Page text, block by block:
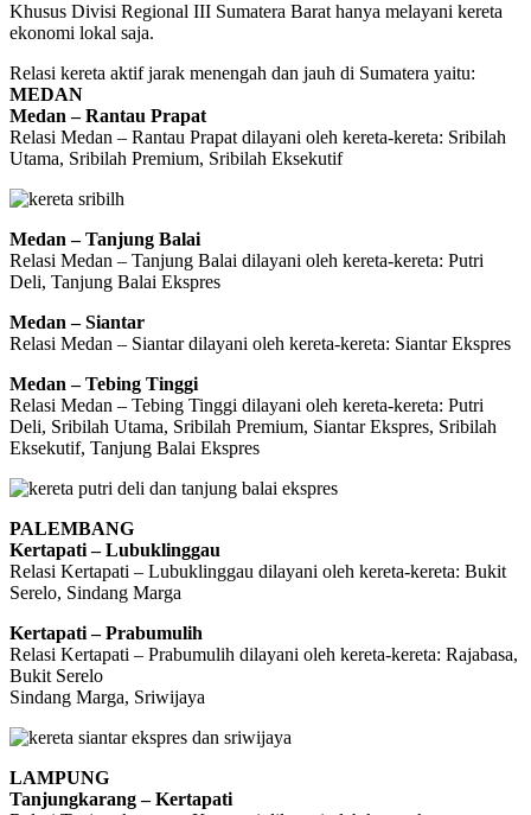
Khusus Divisi Regional III Sumatera Barat hanya melayani kereta
ekonomi lokal saja.
Relasi kereta aktif jarak menengah dan jauh di Sumatera yaitu:
MEDAN
Medan – Rantau Prapat
Relasi Medan – Rantau Prapat dilayani oleh kereta-kereta: Sribilah
Utama, Sribilah Premium, Sribilah Eksekutif
Medan – Tanjung Balai
Relasi Medan – Tanjung Balai dilayani oleh kereta-kereta: Putri
Deli, Tanjung Balai Ekspres
Medan – Siantar
Relasi Medan – Siantar dilayani oleh kereta-kereta: Siantar Ekspres
Medan – Tebing Tinggi
Relasi Medan – Tebing Tinggi dilayani oleh kereta-kereta: Putri
Deli, Sribilah Utama, Sribilah Premium, Siantar Ekspres, Sribilah
Eksekutif, Tanjung Balai Ekspres
PALEMBANG
Kertapati – Lubuklinggau
Relasi Kertapati – Lubuklinggau dilayani oleh kereta-kereta: Bukit
Serelo, Sindang Marga
Kertapati – Prabumulih
Relasi Kertapati – Prabumulih dilayani oleh kereta-kereta: Rajabasa,
Bukit Serelo
Sindang Marga, Sriwijaya
LAMPUNG
Tanjungkarang – Kertapati